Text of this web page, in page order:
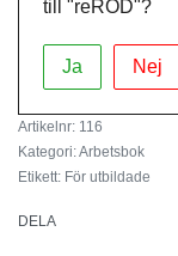
till "reRÖD"?
Ja Nej
116
Kategori:Arbetsbok
Etikett: För utbildade
DELA